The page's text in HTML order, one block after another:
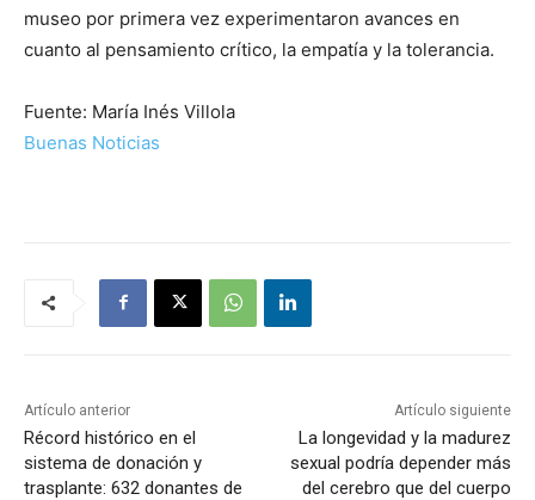
museo por primera vez experimentaron avances en
cuanto al pensamiento crítico, la empatía y la tolerancia.
Fuente: María Inés Villola
Buenas Noticias
Artículo anterior
Récord histórico en el
sistema de donación y
trasplante: 632 donantes de
Artículo siguiente
La longevidad y la madurez
sexual podría depender más
del cerebro que del cuerpo